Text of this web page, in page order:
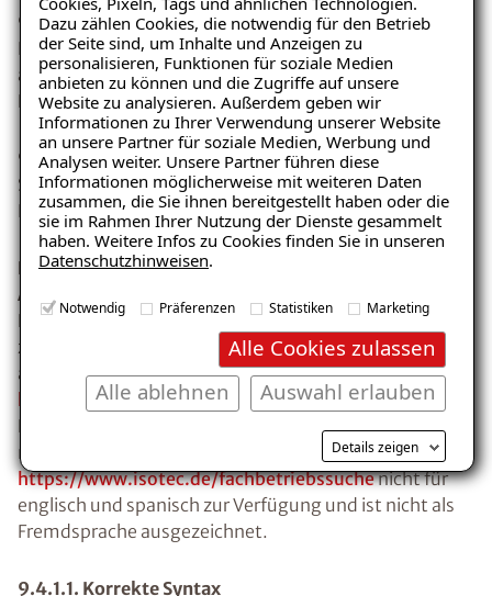
Dazu zählen Cookies, die notwendig für den Betrieb
der Seite sind, um Inhalte und Anzeigen zu
personalisieren, Funktionen für soziale Medien
anbieten zu können und die Zugriffe auf unsere
Website zu analysieren. Außerdem geben wir
Informationen zu Ihrer Verwendung unserer Website
an unsere Partner für soziale Medien, Werbung und
Analysen weiter. Unsere Partner führen diese
Informationen möglicherweise mit weiteren Daten
zusammen, die Sie ihnen bereitgestellt haben oder die
sie im Rahmen Ihrer Nutzung der Dienste gesammelt
haben. Weitere Infos zu Cookies finden Sie in unseren
Datenschutzhinweisen.
Notwendig Präferenzen Statistiken Marketing
Alle Cookies zulassen
Auswahl erlauben
Alle ablehnen
Details zeigen
9.2.4.2. Sinnvolle Dokumenttitel
Bei den Dokumenttiteln fehlt eine immer gleiche,
allgemeine Bezeichnung des Webauftritts.
Die Bezeichnung ""11 ISOTEC 2" ist irreführend
9.2.4.7. Aktuelle Position des Fokus deutlich
Sprachauswahl im Header
Button, um an den Seitenanfang zu gelangen
Prüfschritt 9.3.1.2 Anderssprachige Wörter und
Abschnitte ausgezeichnet
Der Cookiebanner steht nicht für englisch und spanisch
zur Verfügung und ist nicht als Fremdsprache
ausgezeichnet.
https://www.isotec.de/es/company-detailsdie
Erklärung steht nur auf Englisch zur Verfügung und ist
nicht als Fremdsprache ausgezeichnet.
https://www.isotec.de/fachbetriebssuchenicht für
englisch und spanisch zur Verfügung und ist nicht als
Fremdsprache ausgezeichnet.
9.4.1.1. Korrekte Syntax